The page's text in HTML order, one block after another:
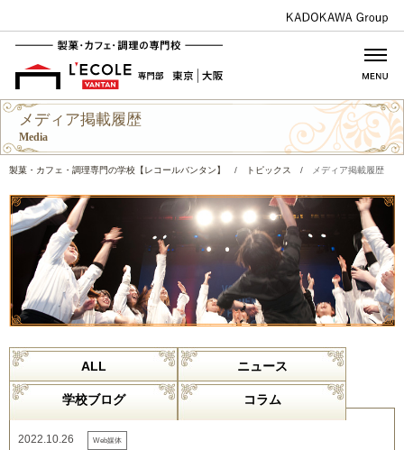
メディア掲載履歴
Media
製菓・カフェ・調理専門の学校【レコールバンタン】 / トピックス / メディア掲載履歴
ALL ニュース
学校ブログ コラム
2022.10.26 Web媒体